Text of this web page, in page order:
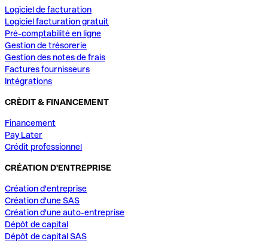
Logiciel de facturation
Logiciel facturation gratuit
Pré-comptabilité en ligne
Gestion de trésorerie
Gestion des notes de frais
Factures fournisseurs
Intégrations
CRÈDIT & FINANCEMENT
Financement
Pay Later
Crédit professionnel
CRÉATION D'ENTREPRISE
Création d'entreprise
Création d'une SAS
Création d'une auto-entreprise
Dépôt de capital
Dépôt de capital SAS